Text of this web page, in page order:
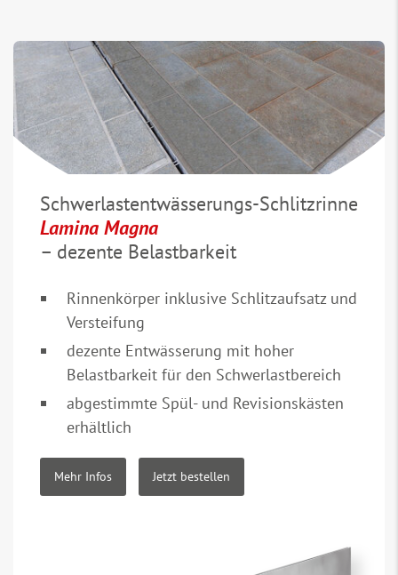
Schwerlastentwässerungs-Schlitzrinne
Lamina Magna
– dezente Belastbarkeit
Rinnenkörper inklusive Schlitzaufsatz und
Versteifung
dezente Entwässerung mit hoher
Belastbarkeit für den Schwerlastbereich
abgestimmte Spül- und Revisionskästen
erhältlich
Mehr Infos Jetzt bestellen